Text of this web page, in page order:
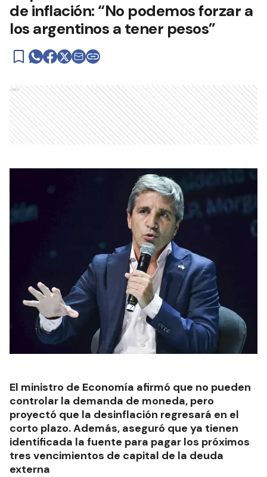
de inflación: “No podemos forzar a
los argentinos a tener pesos”
Ads
El ministro de Economía afirmó que no pueden
controlar la demanda de moneda, pero
proyectó que la desinflación regresará en el
corto plazo. Además, aseguró que ya tienen
identificada la fuente para pagar los próximos
tres vencimientos de capital de la deuda
externa